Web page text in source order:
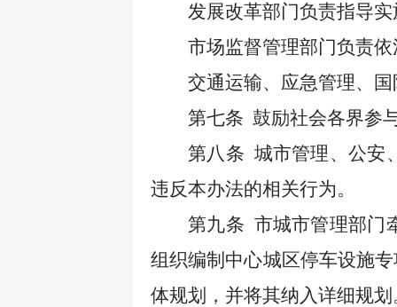
发展改革部门负责指导
市场监督管理部门负责
交通运输、应急管理、
第七条 鼓励社会各界参
第八条 城市管理、公安
违反本办法的相关行为。
第九条 市城市管理部门
组织编制中心城区停车设施
体规划，并将其纳入详细规划